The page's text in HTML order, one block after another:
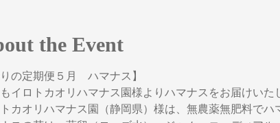
the Event
りの定期便５月　ハマナス】
イロトカオリハマナス園様よりハマナスをお届けいた
カオリハマナス園（静岡県）様は、無農薬無肥料でハ